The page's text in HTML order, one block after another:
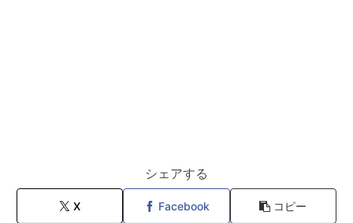
シェアする
X Facebook コピー